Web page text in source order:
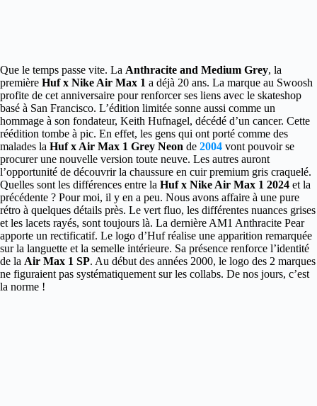
Que le temps passe vite. La Anthracite and Medium Grey, la
première Huf x Nike Air Max 1 a déjà 20 ans. La marque au Swoosh
profite de cet anniversaire pour renforcer ses liens avec le skateshop
basé à San Francisco. L’édition limitée sonne aussi comme un
hommage à son fondateur, Keith Hufnagel, décédé d’un cancer. Cette
réédition tombe à pic. En effet, les gens qui ont porté comme des
malades la Huf x Air Max 1 Grey Neon de 2004 vont pouvoir se
procurer une nouvelle version toute neuve. Les autres auront
l’opportunité de découvrir la chaussure en cuir premium gris craquelé.
Quelles sont les différences entre la Huf x Nike Air Max 1 2024 et la
précédente ? Pour moi, il y en a peu. Nous avons affaire à une pure
rétro à quelques détails près. Le vert fluo, les différentes nuances grises
et les lacets rayés, sont toujours là. La dernière AM1 Anthracite Pear
apporte un rectificatif. Le logo d’Huf réalise une apparition remarquée
sur la languette et la semelle intérieure. Sa présence renforce l’identité
de la Air Max 1 SP. Au début des années 2000, le logo des 2 marques
ne figuraient pas systématiquement sur les collabs. De nos jours, c’est
la norme !